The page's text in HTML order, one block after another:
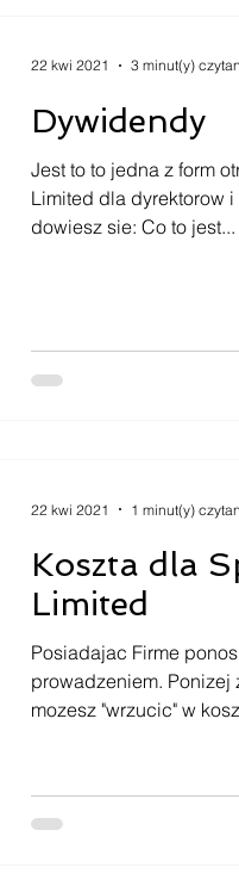
Dywidendy
Jest to to jedna z form
Limited dla dyrektorow
dowiesz sie: Co to jest...
22 kwi 2021 3 minut(y)
Koszta dla
Limited
Posiadajac Firme
prowadzeniem.
mozesz "wrzucic" w
22 kwi 2021 1 minut(y)